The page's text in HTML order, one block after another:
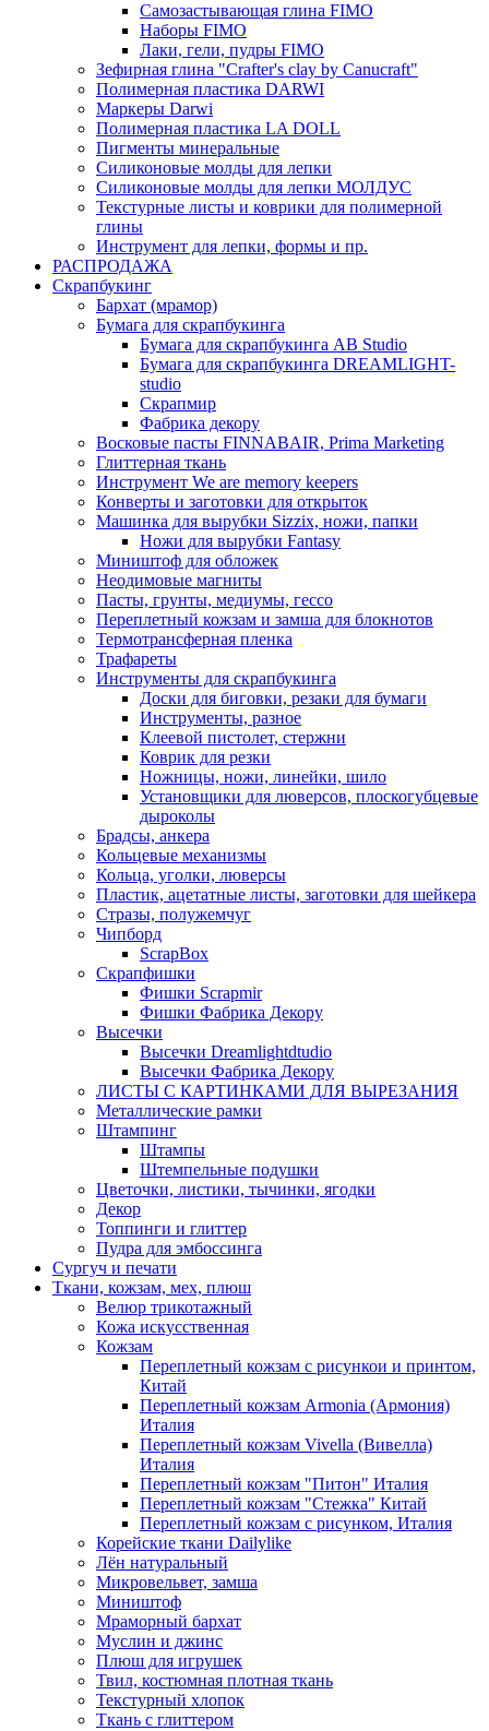
Самозастывающая глина FIMO
Наборы FIMO
Лаки, гели, пудры FIMO
Зефирная глина "Crafter's clay by Canucraft"
Полимерная пластика DARWI
Маркеры Darwi
Полимерная пластика LA DOLL
Пигменты минеральные
Силиконовые молды для лепки
Силиконовые молды для лепки МОЛДУС
Текстурные листы и коврики для полимерной
глины
Инструмент для лепки, формы и пр.
РАСПРОДАЖА
Скрапбукинг
Бархат (мрамор)
Бумага для скрапбукинга
Бумага для скрапбукинга AB Studio
Бумага для скрапбукинга DREAMLIGHT-
studio
Скрапмир
Фабрика декору
Восковые пасты FINNABAIR, Prima Marketing
Глиттерная ткань
Инструмент We are memory keepers
Конверты и заготовки для открыток
Машинка для вырубки Sizzix, ножи, папки
Ножи для вырубки Fantasy
Миништоф для обложек
Неодимовые магниты
Пасты, грунты, медиумы, гессо
Переплетный кожзам и замша для блокнотов
Термотрансферная пленка
Трафареты
Инструменты для скрапбукинга
Доски для биговки, резаки для бумаги
Инструменты, разное
Клеевой пистолет, стержни
Коврик для резки
Ножницы, ножи, линейки, шило
Установщики для люверсов, плоскогубцевые
дыроколы
Брадсы, анкера
Кольцевые механизмы
Кольца, уголки, люверсы
Пластик, ацетатные листы, заготовки для шейкера
Стразы, полужемчуг
Чипборд
ScrapBox
Скрапфишки
Фишки Scrapmir
Фишки Фабрика Декору
Высечки
Высечки Dreamlightdtudio
Высечки Фабрика Декору
ЛИСТЫ С КАРТИНКАМИ ДЛЯ ВЫРЕЗАНИЯ
Металлические рамки
Штампинг
Штампы
Штемпельные подушки
Цветочки, листики, тычинки, ягодки
Декор
Топпинги и глиттер
Пудра для эмбоссинга
Сургуч и печати
Ткани, кожзам, мех, плюш
Велюр трикотажный
Кожа искусственная
Кожзам
Переплетный кожзам с рисункои и принтом,
Китай
Переплетный кожзам Armonia (Армония)
Италия
Переплетный кожзам Vivella (Вивелла)
Италия
Переплетный кожзам "Питон" Италия
Переплетный кожзам "Стежка" Китай
Переплетный кожзам с рисунком, Италия
Корейские ткани Dailylike
Лён натуральный
Микровельвет, замша
Миништоф
Мраморный бархат
Муслин и джинс
Плюш для игрушек
Твил, костюмная плотная ткань
Текстурный хлопок
Ткань с глиттером